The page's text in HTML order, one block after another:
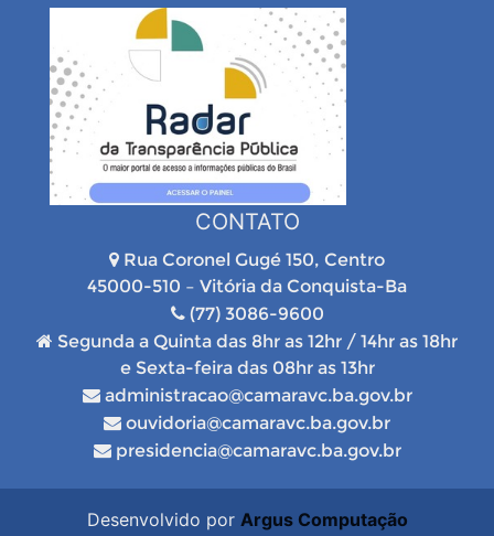
CONTATO
Rua Coronel Gugé 150, Centro
45000-510 – Vitória da Conquista-Ba
(77) 3086-9600
Segunda a Quinta das 8hr as 12hr / 14hr as 18hr
e Sexta-feira das 08hr as 13hr
administracao@camaravc.ba.gov.br
ouvidoria@camaravc.ba.gov.br
presidencia@camaravc.ba.gov.br
Desenvolvido por Argus Computação